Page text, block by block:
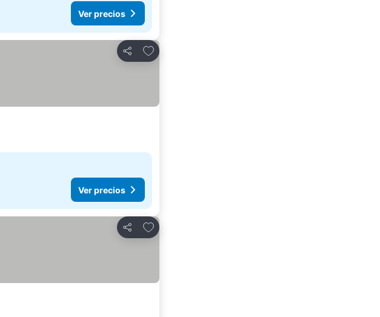
Ver precios
Compartir
Agregar a favoritos
Ver precios
Compartir
Agregar a favoritos